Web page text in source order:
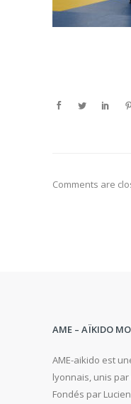
Comments are
AME – AÏKIDO
AME-aikido est
lyonnais, unis
Fondés par